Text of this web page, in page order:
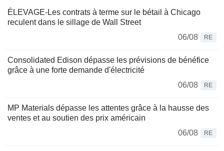
ÉLEVAGE-Les contrats à terme sur le bétail à Chicago
reculent dans le sillage de Wall Street
06/08
RE
Consolidated Edison dépasse les prévisions de bénéfice
grâce à une forte demande d'électricité
06/08
RE
MP Materials dépasse les attentes grâce à la hausse des
ventes et au soutien des prix américain
06/08
RE